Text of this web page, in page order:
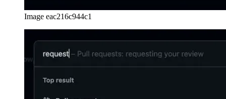
Image eac216c944c1